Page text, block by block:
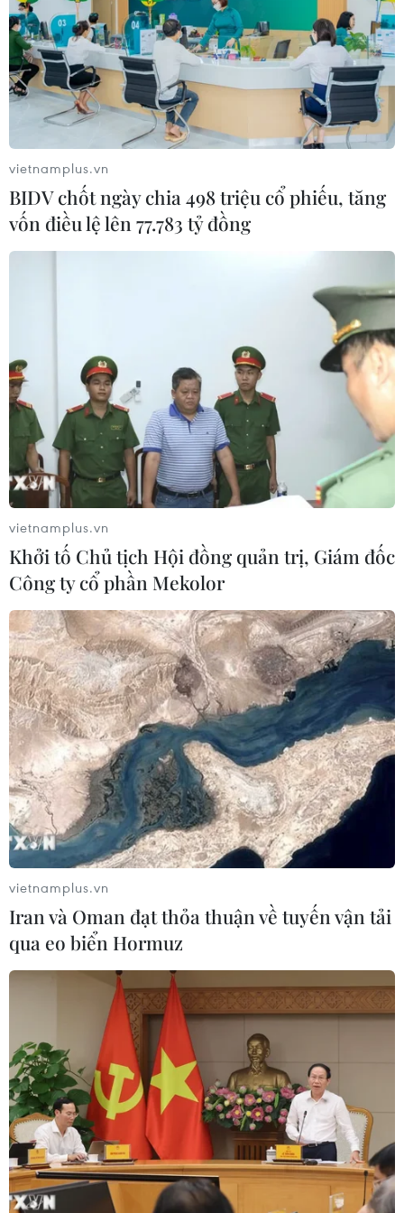
TIN CÙNG CHUYÊN MỤC
NAPAS và KiotViet hợp tác mở rộng
hệ sinh thái thanh toán VietQR
06/08/2026 14:03
Xã Tây Giang khai mạc Ngày hội văn
vietnamplus.vn
BIDV chốt ngày chia 498 triệu cổ phiếu, tăng
vốn điều lệ lên 77.783 tỷ đồng
vietnamplus.vn
Khởi tố Chủ tịch Hội đồng quản trị, Giám đốc
Công ty cổ phần Mekolor
vietnamplus.vn
Iran và Oman đạt thỏa thuận về tuyến vận tải
qua eo biển Hormuz